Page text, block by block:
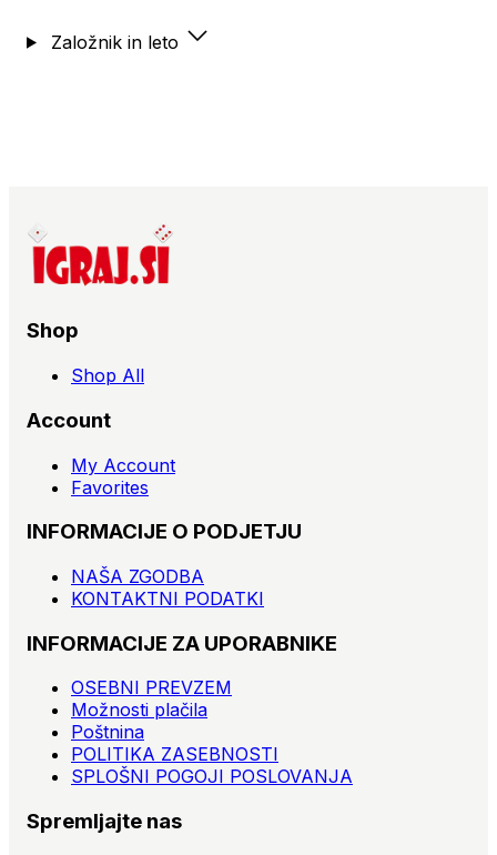
Založnik in leto
Shop
Shop All
Account
My Account
Favorites
INFORMACIJE O PODJETJU
NAŠA ZGODBA
KONTAKTNI PODATKI
INFORMACIJE ZA UPORABNIKE
OSEBNI PREVZEM
Možnosti plačila
Poštnina
POLITIKA ZASEBNOSTI
SPLOŠNI POGOJI POSLOVANJA
Spremljajte nas